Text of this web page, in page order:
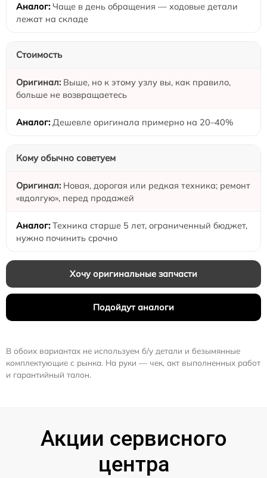
Чаще в день обращения — ходовые детали
лежат на складе
Стоимость
Выше, но к этому узлу вы, как правило,
больше не возвращаетесь
Дешевле оригинала примерно на 20–40%
Кому обычно советуем
Новая, дорогая или редкая техника; ремонт
«вдолгую», перед продажей
Техника старше 5 лет, ограниченный бюджет,
нужно починить срочно
Хочу оригинальные запчасти
Подойдут аналоги
В обоих вариантах не используем б/у детали и безымянные
комплектующие с рынка. На руки — чек, акт выполненных работ
и гарантийный талон.
Акции сервисного
центра